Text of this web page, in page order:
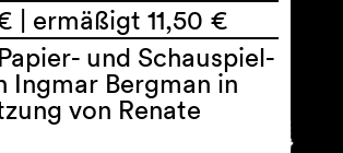
| ermäßigt 11,50 €
und Schauspiel-
Ingmar Bergman in
von Renate